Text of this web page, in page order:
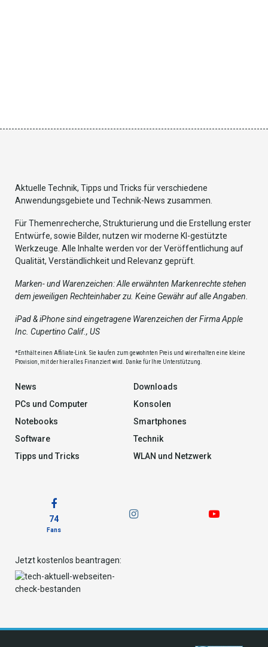
Aktuelle Technik, Tipps und Tricks für verschiedene
Anwendungsgebiete und Technik-News zusammen.
Für Themenrecherche, Strukturierung und die Erstellung erster
Entwürfe, sowie Bilder, nutzen wir moderne KI-gestützte
Werkzeuge. Alle Inhalte werden vor der Veröffentlichung auf
Qualität, Verständlichkeit und Relevanz geprüft.
Marken- und Warenzeichen: Alle erwähnten Markenrechte stehen
dem jeweiligen Rechteinhaber zu. Keine Gewähr auf alle Angaben.
iPad & iPhone sind eingetragene Warenzeichen der Firma Apple
Inc. Cupertino Calif., US
*Enthält einen Affiliate-Link. Sie kaufen zum gewohnten Preis und wir erhalten eine kleine
Provision, mit der hier alles Finanziert wird. Danke für Ihre Unterstützung.
News
Downloads
PCs und Computer
Konsolen
Notebooks
Smartphones
Software
Technik
Tipps und Tricks
WLAN und Netzwerk
74
Fans
Jetzt kostenlos beantragen: